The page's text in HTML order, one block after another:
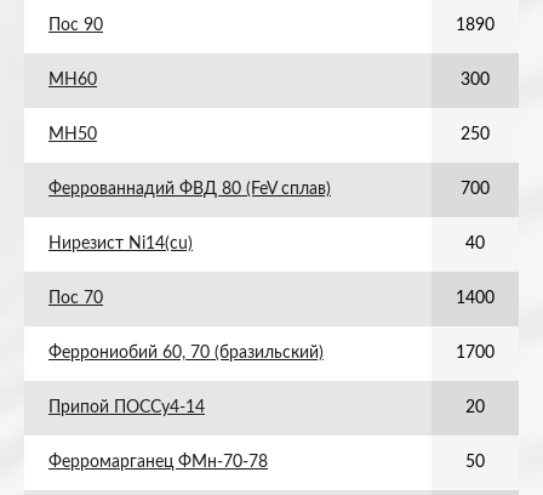
Пос 90 1890
МН60 300
МН50 250
Феррованнадий ФВД 80 (FeV сплав) 700
Нирезист Ni14(cu) 40
Пос 70 1400
Феррониобий 60, 70 (бразильский) 1700
Припой ПОССу4-14 20
Ферромарганец ФМн-70-78 50